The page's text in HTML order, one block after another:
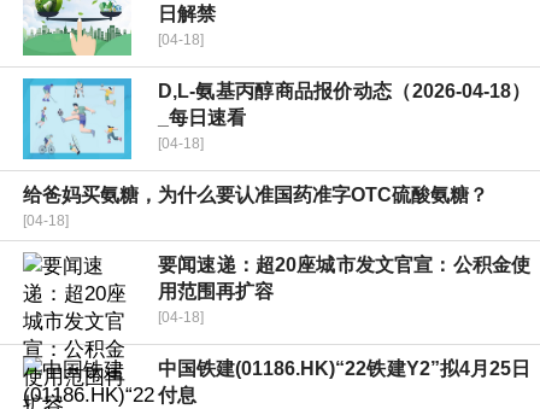
日解禁
[04-18]
D,L-氨基丙醇商品报价动态（2026-04-18）
_每日速看
[04-18]
给爸妈买氨糖，为什么要认准国药准字OTC硫酸氨糖？
[04-18]
要闻速递：超20座城市发文官宣：公积金使
用范围再扩容
[04-18]
中国铁建(01186.HK)“22铁建Y2”拟4月25日
付息